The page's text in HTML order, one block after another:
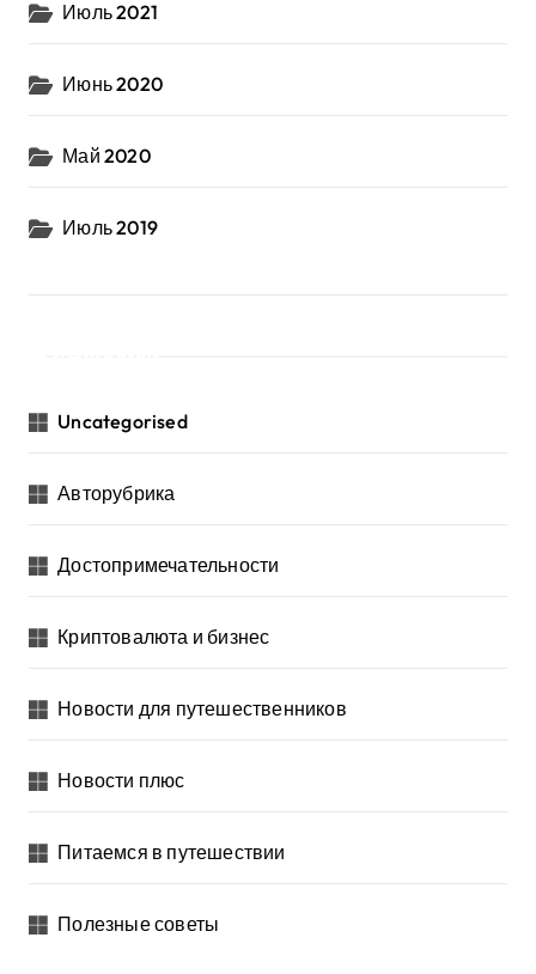
Июль 2021
Июнь 2020
Май 2020
Июль 2019
Uncategorised
Авторубрика
Достопримечательности
Криптовалюта и бизнес
Новости для путешественников
Новости плюс
Питаемся в путешествии
Полезные советы